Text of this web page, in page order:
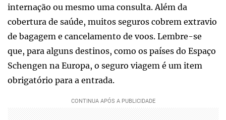
internação ou mesmo uma consulta. Além da
cobertura de saúde, muitos seguros cobrem extravio
de bagagem e cancelamento de voos. Lembre-se
que, para alguns destinos, como os países do Espaço
Schengen na Europa, o seguro viagem é um item
obrigatório para a entrada.